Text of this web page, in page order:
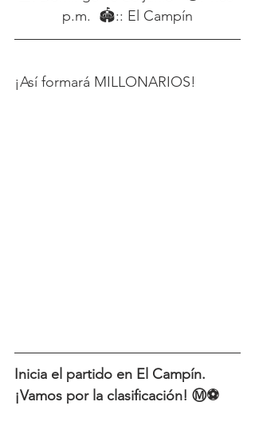
p.m.  🏟:: El Campín
¡Así formará MILLONARIOS!
Inicia el partido en El Campín.
¡Vamos por la clasificación! Ⓜ️⚽